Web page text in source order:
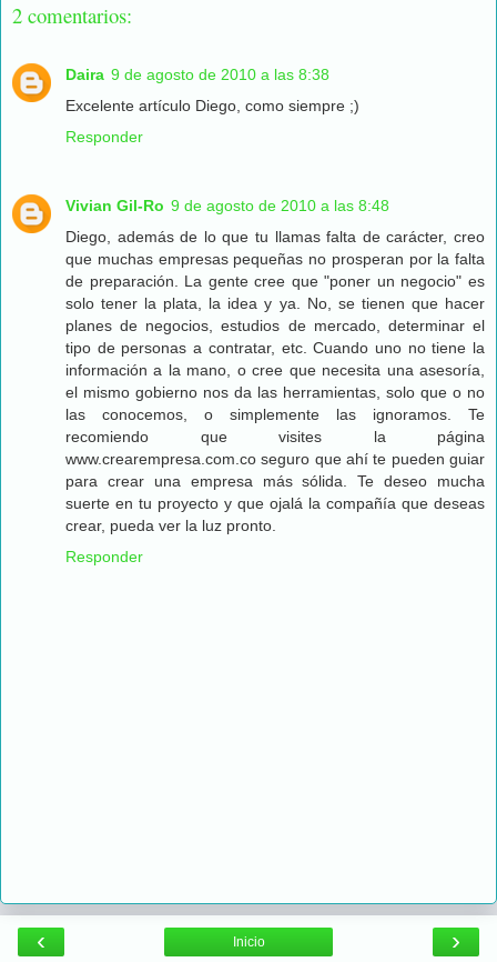
2 comentarios:
Daira 9 de agosto de 2010 a las 8:38
Excelente artículo Diego, como siempre ;)
Responder
Vivian Gil-Ro 9 de agosto de 2010 a las 8:48
Diego, además de lo que tu llamas falta de carácter, creo
que muchas empresas pequeñas no prosperan por la falta
de preparación. La gente cree que "poner un negocio" es
solo tener la plata, la idea y ya. No, se tienen que hacer
planes de negocios, estudios de mercado, determinar el
tipo de personas a contratar, etc. Cuando uno no tiene la
información a la mano, o cree que necesita una asesoría,
el mismo gobierno nos da las herramientas, solo que o no
las conocemos, o simplemente las ignoramos. Te
recomiendo que visites la página
www.crearempresa.com.co seguro que ahí te pueden guiar
para crear una empresa más sólida. Te deseo mucha
suerte en tu proyecto y que ojalá la compañía que deseas
crear, pueda ver la luz pronto.
Responder
‹ ›
Inicio